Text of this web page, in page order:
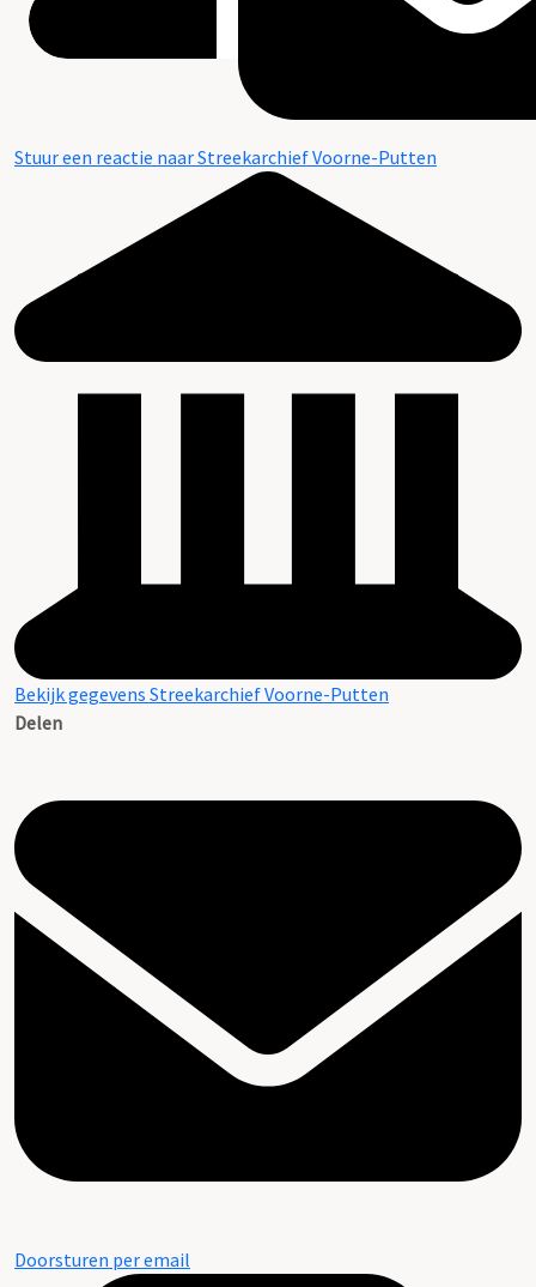
Stuur een reactie naar Streekarchief Voorne-Putten
Bekijk gegevens Streekarchief Voorne-Putten
Delen
Doorsturen per email